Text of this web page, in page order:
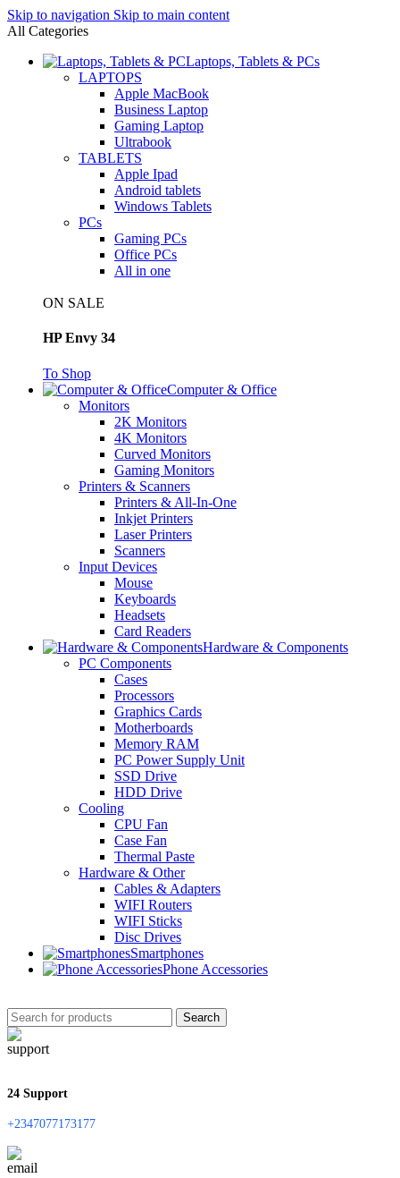
Skip to navigation Skip to main content
All Categories
Laptops, Tablets & PCs
LAPTOPS
Apple MacBook
Business Laptop
Gaming Laptop
Ultrabook
TABLETS
Apple Ipad
Android tablets
Windows Tablets
PCs
Gaming PCs
Office PCs
All in one
ON SALE
HP Envy 34
To Shop
Computer & Office
Monitors
2K Monitors
4K Monitors
Curved Monitors
Gaming Monitors
Printers & Scanners
Printers & All-In-One
Inkjet Printers
Laser Printers
Scanners
Input Devices
Mouse
Keyboards
Headsets
Card Readers
Hardware & Components
PC Components
Cases
Processors
Graphics Cards
Motherboards
Memory RAM
PC Power Supply Unit
SSD Drive
HDD Drive
Cooling
CPU Fan
Case Fan
Thermal Paste
Hardware & Other
Cables & Adapters
WIFI Routers
WIFI Sticks
Disc Drives
Smartphones
Phone Accessories
Search
24 Support
+2347077173177